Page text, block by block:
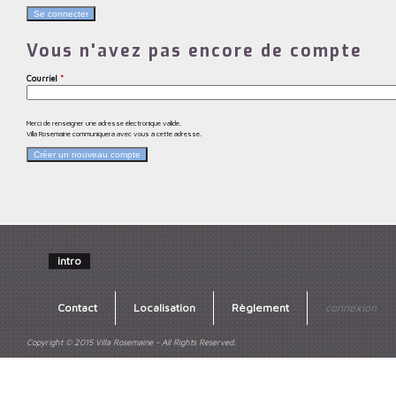
Vous n'avez pas encore de compte
Courriel *
Merci de renseigner une adresse électronique valide.
Villa Rosemaine communiquera avec vous à cette adresse.
intro
Contact Localisation Règlement connexion
Copyright © 2015 Villa Rosemaine - All Rights Reserved.